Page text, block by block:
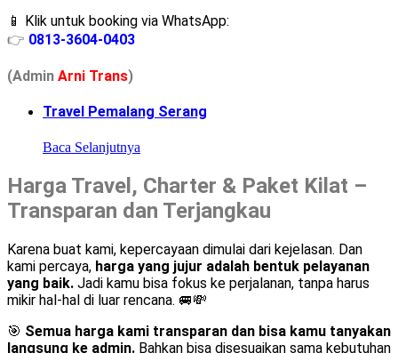
📱 Klik untuk booking via WhatsApp:
👉 0813-3604-0403
(Admin Arni Trans)
Travel Pemalang Serang
Baca Selanjutnya
Harga Travel, Charter & Paket Kilat –
Transparan dan Terjangkau
Karena buat kami, kepercayaan dimulai dari kejelasan. Dan
kami percaya, harga yang jujur adalah bentuk pelayanan
yang baik. Jadi kamu bisa fokus ke perjalanan, tanpa harus
mikir hal-hal di luar rencana. 🚐💸
🎯 Semua harga kami transparan dan bisa kamu tanyakan
langsung ke admin. Bahkan bisa disesuaikan sama kebutuhan